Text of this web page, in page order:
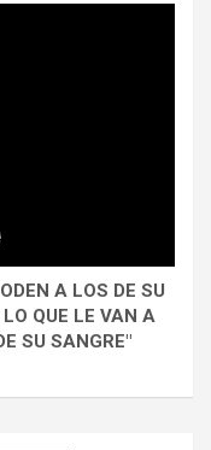
A LOS DE SU
QUE LE VAN A
SU SANGRE"